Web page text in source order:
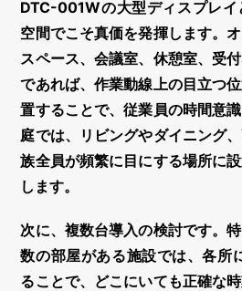
DTC-001Wの大型ディスプレ
空間でこそ真価を発揮します。
スペース、会議室、休憩室、受
であれば、作業動線上の目立つ
置することで、従業員の時間意
庭では、リビングやダイニング
族全員が頻繁に目にする場所に
します。
次に、 複数台導入の検討です。
数の部屋がある施設では、各所
ることで、どこにいても正確な